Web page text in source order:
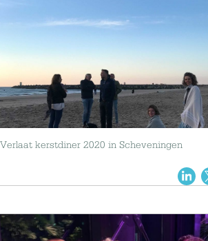
Verlaat kerstdiner 2020 in Scheveningen